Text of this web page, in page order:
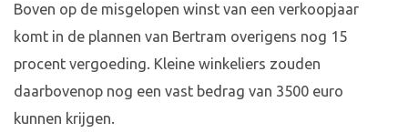
Boven op de misgelopen winst van een verkoopjaar
komt in de plannen van Bertram overigens nog 15
procent vergoeding. Kleine winkeliers zouden
daarbovenop nog een vast bedrag van 3500 euro
kunnen krijgen.